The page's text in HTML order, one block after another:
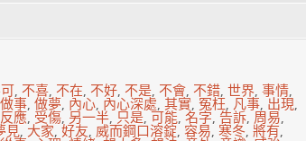
, 不喜, 不在, 不好, 不是, 不會, 不錯, 世界, 事情,
做事, 做夢, 內心, 內心深處, 其實, 冤枉, 凡事,出現,
反應, 受傷, 另一半,只是,可能,名字, 告訴,周易,
見,大家,好友, 威而鋼口溶錠, 容易, 寒冬, 將有,